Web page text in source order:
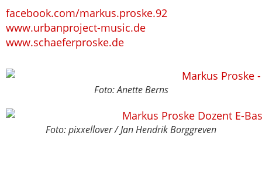
facebook.com/markus.proske.92
www.urbanproject-music.de
www.schaeferproske.de
Foto: Anette Berns
Foto: pixxellover / Jan Hendrik Borggreven